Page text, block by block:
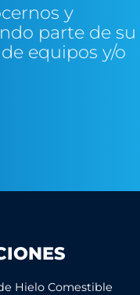
y
parte de su
equipos y/o
Hielo Comestible